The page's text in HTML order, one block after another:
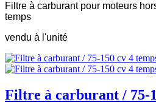
Filtre à carburant pour moteurs
temps
vendu à l'unité
Filtre à carburant / 75-